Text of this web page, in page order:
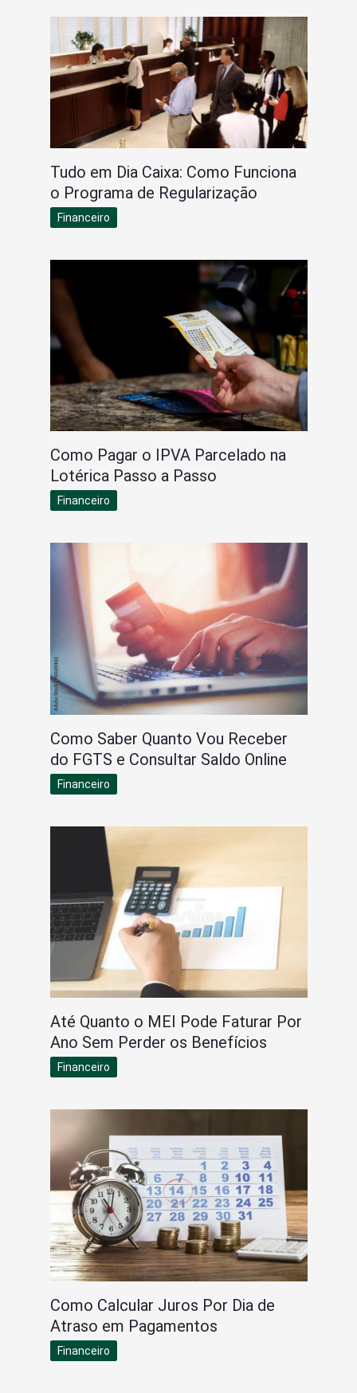
Tudo em Dia Caixa: Como Funciona
o Programa de Regularização
Financeiro
Como Pagar o IPVA Parcelado na
Lotérica Passo a Passo
Financeiro
Como Saber Quanto Vou Receber
do FGTS e Consultar Saldo Online
Financeiro
Até Quanto o MEI Pode Faturar Por
Ano Sem Perder os Benefícios
Financeiro
Como Calcular Juros Por Dia de
Atraso em Pagamentos
Financeiro